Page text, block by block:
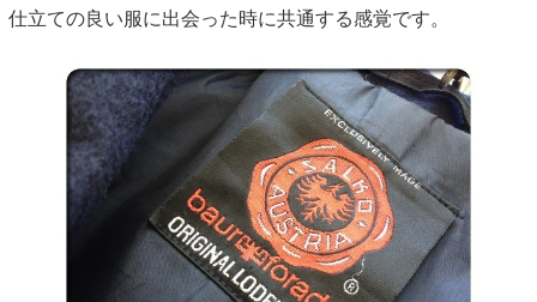
仕立ての良い服に出会った時に共通する感覚です。